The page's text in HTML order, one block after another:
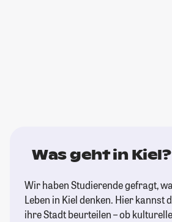
Was geht in Kiel?
Wir haben Studierende gefragt,
Leben in Kiel denken. Hier kannst
ihre Stadt beurteilen – ob